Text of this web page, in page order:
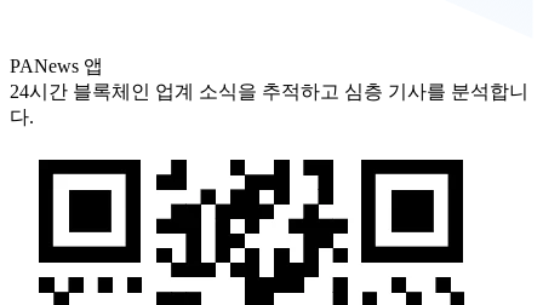
PANews 앱
24시간 블록체인 업계 소식을 추적하고 심층 기사를 분석합니
다.